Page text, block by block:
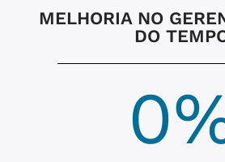
MELHORIA NO
DO
0